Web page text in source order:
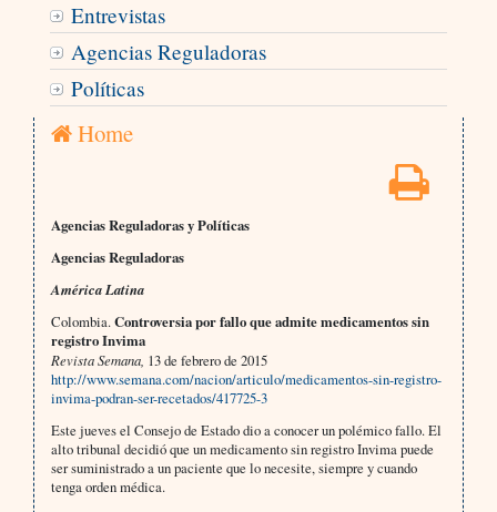
Entrevistas
Agencias Reguladoras
Políticas
Home
Agencias Reguladoras y Políticas
Agencias Reguladoras
América Latina
Colombia.Controversia por fallo que admite medicamentos sin
registro Invima
Revista Semana, 13 de febrero de 2015
http://www.semana.com/nacion/articulo/medicamentos-sin-registro-
invima-podran-ser-recetados/417725-3
Este jueves el Consejo de Estado dio a conocer un polémico fallo. El
alto tribunal decidió que un medicamento sin registro Invima puede
ser suministrado a un paciente que lo necesite, siempre y cuando
tenga orden médica.